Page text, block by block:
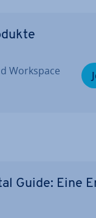
Workspace
Guide: Eine